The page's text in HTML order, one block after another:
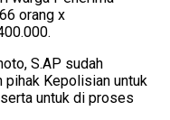
orang x
S.AP sudah
pihak Kepolisian untuk
untuk di proses